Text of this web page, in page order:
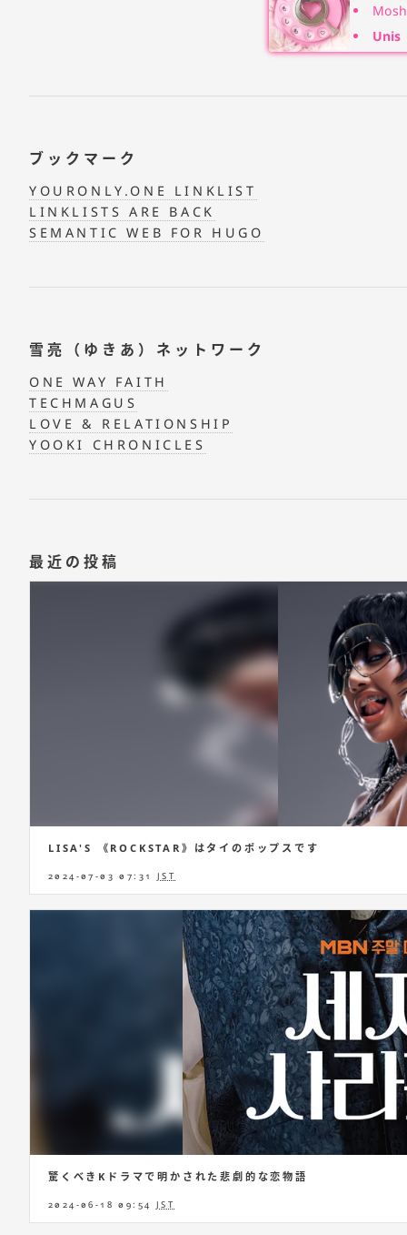
Unis
ブックマーク
YOURONLY.ONE LINKLIST
LINKLISTS ARE BACK
SEMANTIC WEB FOR HUGO
雪亮（ゆきあ）ネットワーク
ONE WAY FAITH
TECHMAGUS
LOVE & RELATIONSHIP
YOOKI CHRONICLES
最近の投稿
LISA'S 《ROCKSTAR》はタイのポップスです
2024-07-03 07:31 JST
驚くべきKドラマで明かされた悲劇的な恋物語
2024-06-18 09:54 JST